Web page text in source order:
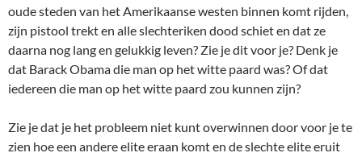
oude steden van het Amerikaanse westen binnen komt rijden,
zijn pistool trekt en alle slechteriken dood schiet en dat ze
daarna nog lang en gelukkig leven? Zie je dit voor je? Denk je
dat Barack Obama die man op het witte paard was? Of dat
iedereen die man op het witte paard zou kunnen zijn?
Zie je dat je het probleem niet kunt overwinnen door voor je te
zien hoe een andere elite eraan komt en de slechte elite eruit